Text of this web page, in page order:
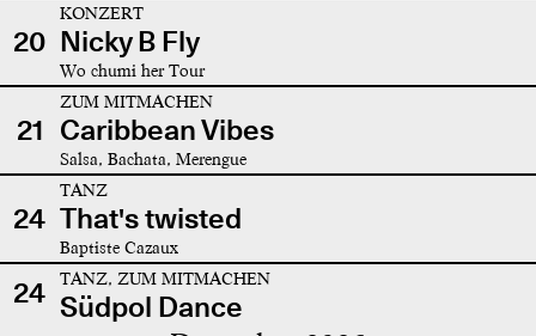
20
KONZERT
Nicky B Fly
Wo chumi her Tour
21
ZUM MITMACHEN
Caribbean Vibes
Salsa, Bachata, Merengue
24
TANZ
That's twisted
Baptiste Cazaux
24 TANZ, ZUM MITMACHEN
Südpol Dance